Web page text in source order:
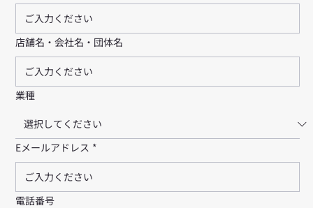
店舗名・会社名・団体名
業種
Eメールアドレス *
電話番号